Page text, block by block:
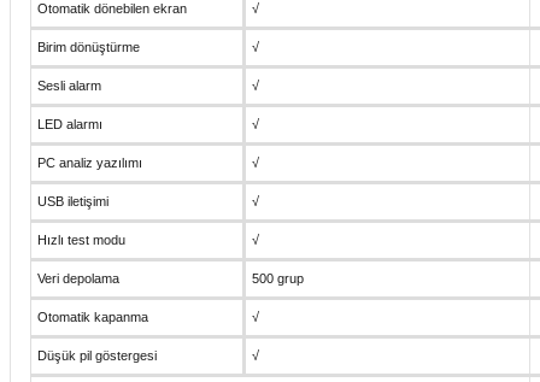
Otomatik dönebilen ekran √
Birim dönüştürme √
Sesli alarm √
LED alarmı √
PC analiz yazılımı √
USB iletişimi √
Hızlı test modu √
Veri depolama 500 grup
Otomatik kapanma √
Düşük pil göstergesi √